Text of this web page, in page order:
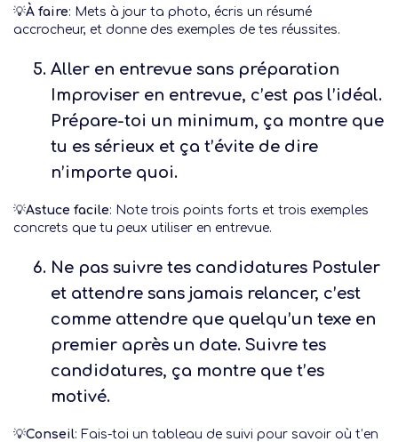
💡À faire: Mets à jour ta photo, écris un résumé
accrocheur, et donne des exemples de tes réussites.
Aller en entrevue sans préparation
Improviser en entrevue, c’est pas l’idéal.
Prépare-toi un minimum, ça montre que
tu es sérieux et ça t’évite de dire
n’importe quoi.
💡Astuce facile: Note trois points forts et trois exemples
concrets que tu peux utiliser en entrevue.
Ne pas suivre tes candidatures Postuler
et attendre sans jamais relancer, c’est
comme attendre que quelqu’un texe en
premier après un date. Suivre tes
candidatures, ça montre que t’es
motivé.
💡Conseil: Fais-toi un tableau de suivi pour savoir où t’en